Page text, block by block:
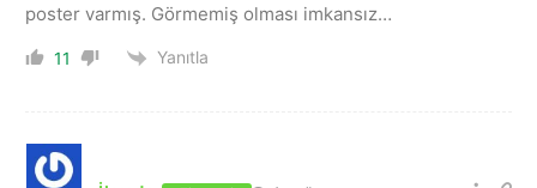
poster varmış. Görmemiş olması imkansız…
11 Yanıtla